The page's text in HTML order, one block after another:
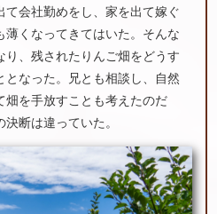
て会社勤めをし、家を出て嫁ぐ
薄くなってきてはいた。そんな
、残されたりんご畑をどうす
となった。兄とも相談し、自然
畑を手放すことも考えたのだ
断は違っていた。